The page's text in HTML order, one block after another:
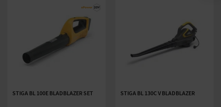
STIGA BL 100E BLADBLAZER SET STIGA BL 130C V BLADBLAZER